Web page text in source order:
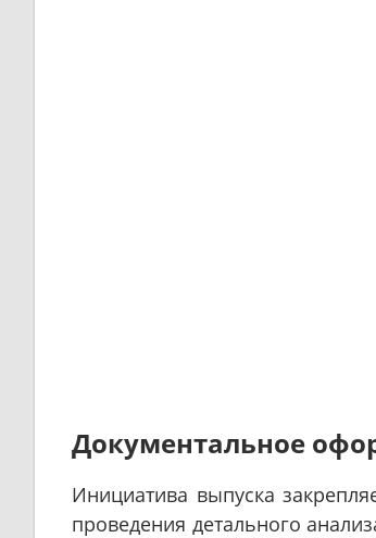
Документальное
Инициатива выпуска
проведения детального